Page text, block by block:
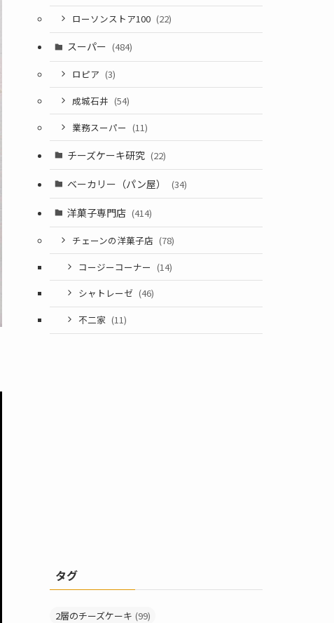
ローソンストア100 (22)
スーパー (484)
ロピア (3)
成城石井 (54)
業務スーパー (11)
チーズケーキ研究 (22)
ベーカリー（パン屋） (34)
洋菓子専門店 (414)
チェーンの洋菓子店 (78)
コージーコーナー (14)
シャトレーゼ (46)
不二家 (11)
タグ
2層のチーズケーキ (99)